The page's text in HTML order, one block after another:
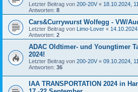
Letzter Beitrag von 200-20V « 18.10.2024,
Antworten: 8
Cars&Currywurst Wolfegg - VW/
Letzter Beitrag von Limo-Lover «
Antworten: 2
ADAC Oldtimer- und Youngtimer
2024!
Letzter Beitrag von 200-20V « 09.10.2024,
Antworten: 36
IAA TRANSPORTATION 2024 in